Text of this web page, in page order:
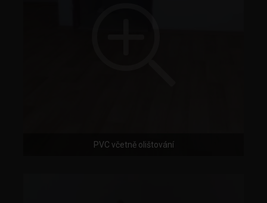
PVC včetně olištování